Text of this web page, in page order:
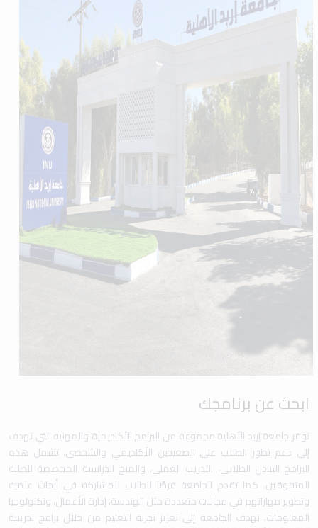
ابحث عن برنامجك
توفر جامعة إربد الأهلية مجموعة من البرامج الأكاديمية والمهنية التي تهدف
إلى دعم تطور الطلاب على الصعيدين الأكاديمي والشخصي. تشمل هذه
البرامج التبادل الطلابي، التدريب العملي، والمنح الدراسية المخصصة للطلبة
المتفوقين. كما تقدم الجامعة فرصًا للطلاب للمشاركة في أبحاث علمية
وتطوير مهاراتهم في مجالات متعددة مثل الهندسة، إدارة الأعمال، وتكنولوجيا
المعلومات. تهدف الجامعة إلى تعزيز تجربة التعليم من خلال برامج تدريبية